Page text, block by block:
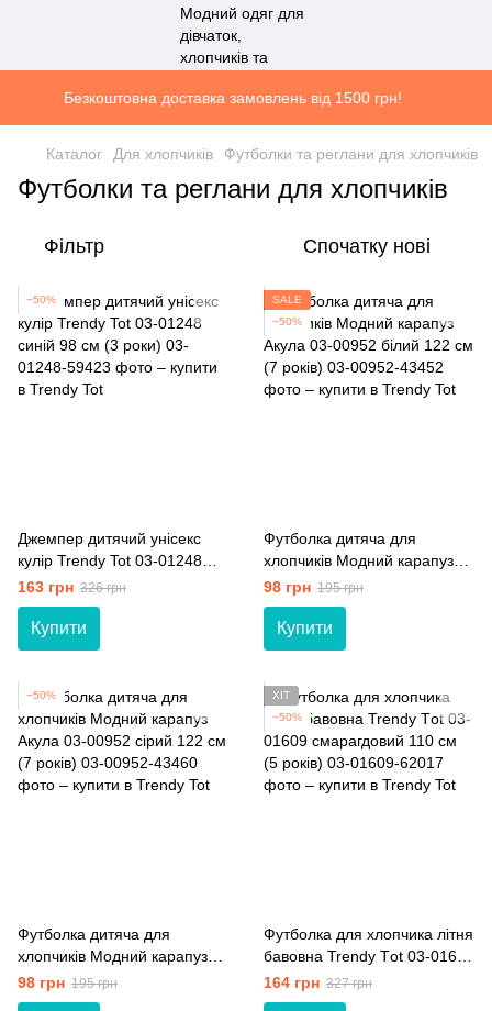
Безкоштовна доставка замовлень від 1500 грн!
Каталог Для хлопчиків Футболки та реглани для хлопчиків
Футболки та реглани для хлопчиків
Фільтр Спочатку нові
−50%
Джемпер дитячий унісекс
кулір Trendy Tot 03-01248
синій 98 см (3 роки)
163 грн 326 грн
Купити
SALE
−50%
Футболка дитяча для
хлопчиків Модний карапуз
Акула 03-00952 білий 122 см
(7 років)
98 грн 195 грн
Купити
−50%
Футболка дитяча для
хлопчиків Модний карапуз
Акула 03-00952 сірий 122 см
(7 років)
98 грн 195 грн
ХІТ
−50%
Футболка для хлопчика літня
бавовна Trendy Тot 03-01609
смарагдовий 110 см (5 років)
164 грн 327 грн